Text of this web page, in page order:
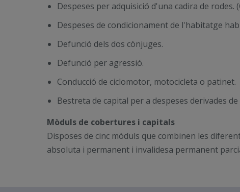
Despeses per adquisició d'una cadira de
Despeses de condicionament de l'habitatge
Defunció dels dos cònjuges.
Defunció per agressió.
Conducció de ciclomotor, motocicleta o patinet.
Bestreta de capital per a despeses derivades
Mòduls de cobertures i capitals
Disposes de cinc mòduls que combinen les
absoluta i permanent i invalidesa permanent